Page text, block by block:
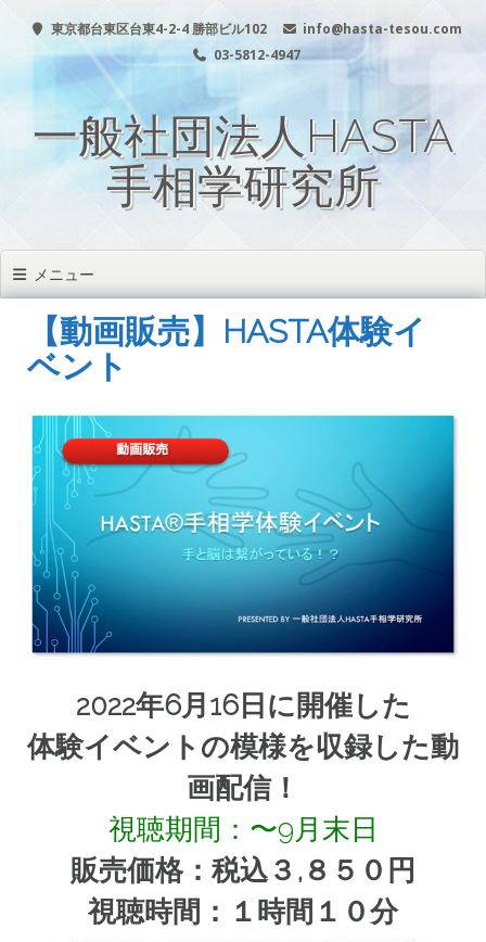
東京都台東区台東4-2-4 勝部ビル102
info@hasta-tesou.com
03-5812-4947
一般社団法人HASTA
手相学研究所
メニュー
【動画販売】HASTA体験イ
ベント
2022年6月16日に開催した
体験イベントの模様を収録した動
画配信！
視聴期間：〜9月末日
販売価格：税込３,８５０円
視聴時間：１時間１０分